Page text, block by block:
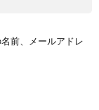
前、メールアドレ